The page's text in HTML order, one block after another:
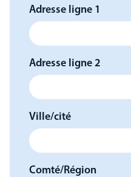
Adresse ligne 1
Adresse ligne 2
Ville/cité
Comté/Région